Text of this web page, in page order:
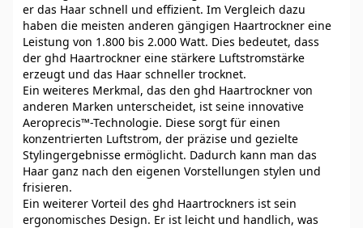
er das Haar schnell und effizient. Im Vergleich dazu
haben die meisten anderen gängigen Haartrockner eine
Leistung von 1.800 bis 2.000 Watt. Dies bedeutet, dass
der ghd Haartrockner eine stärkere Luftstromstärke
erzeugt und das Haar schneller trocknet.
Ein weiteres Merkmal, das den ghd Haartrockner von
anderen Marken unterscheidet, ist seine innovative
Aeroprecis™-Technologie. Diese sorgt für einen
konzentrierten Luftstrom, der präzise und gezielte
Stylingergebnisse ermöglicht. Dadurch kann man das
Haar ganz nach den eigenen Vorstellungen stylen und
frisieren.
Ein weiterer Vorteil des ghd Haartrockners ist sein
ergonomisches Design. Er ist leicht und handlich, was